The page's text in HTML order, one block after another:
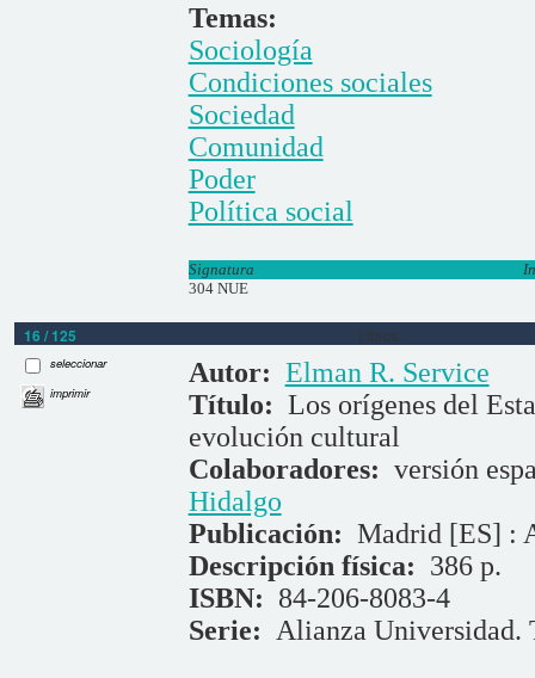
Temas:
Sociología
Condiciones sociales
Sociedad
Comunidad
Poder
Política social
Signatura
304 NUE
16 / 125 Libros
seleccionar
imprimir
Autor: Elman R. Service
Título: Los orígenes del
evolución cultural
Colaboradores: versión
Hidalgo
Publicación: Madrid [ES] :
Descripción física: 386 p.
ISBN: 84-206-8083-4
Serie: Alianza Universidad.